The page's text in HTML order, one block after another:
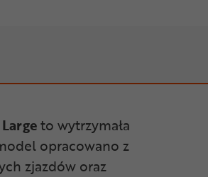
to wytrzymała
opracowano z
zjazdów oraz